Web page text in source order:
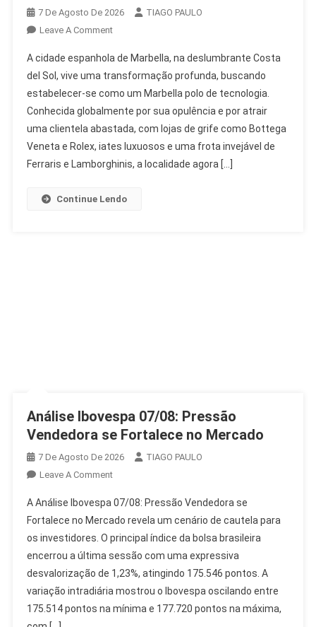
7 De Agosto De 2026
TIAGO PAULO
Leave A CommentOn
Se
Transforma:
De
Playground
Milionário
A
Polo
A cidade espanhola de Marbella, na deslumbrante Costa
del Sol, vive uma transformação profunda, buscando
estabelecer-se como um Marbella polo de tecnologia.
Conhecida globalmente por sua opulência e por atrair
uma clientela abastada, com lojas de grife como Bottega
Veneta e Rolex, iates luxuosos e uma frota invejável de
Ferraris e Lamborghinis, a localidade agora […]
Continue Lendo
Análise Ibovespa 07/08: Pressão
Vendedora se Fortalece no Mercado
7 De Agosto De 2026
TIAGO PAULO
Leave A CommentOn
Ibovespa
07/08:
Pressão
Vendedora
Se
Fortalece
No
A Análise Ibovespa 07/08: Pressão Vendedora se
Fortalece no Mercado revela um cenário de cautela para
os investidores. O principal índice da bolsa brasileira
encerrou a última sessão com uma expressiva
desvalorização de 1,23%, atingindo 175.546 pontos. A
variação intradiária mostrou o Ibovespa oscilando entre
175.514 pontos na mínima e 177.720 pontos na máxima,